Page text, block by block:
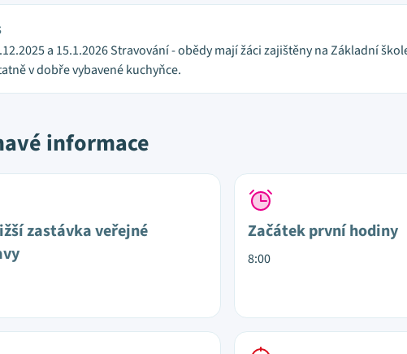
a 15.1.2026 Stravování - obědy mají žáci zajištěny na Základní
v dobře vybavené kuchyňce.
informace
zastávka veřejné
Začátek první hodiny
8:00